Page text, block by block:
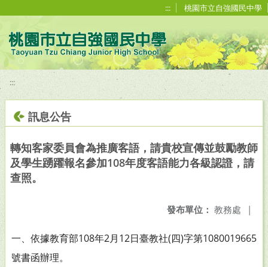
::: 桃園市立自強國民中學
:::
訊息公告
轉知客家委員會為推廣客語，請貴校宣傳並鼓勵教師
及學生踴躍報名參加108年度客語能力各級認證，請
查照。
發布單位： 教務處 |
一、依據教育部108年2月12日臺教社(四)字第1080019665
號書函辦理。